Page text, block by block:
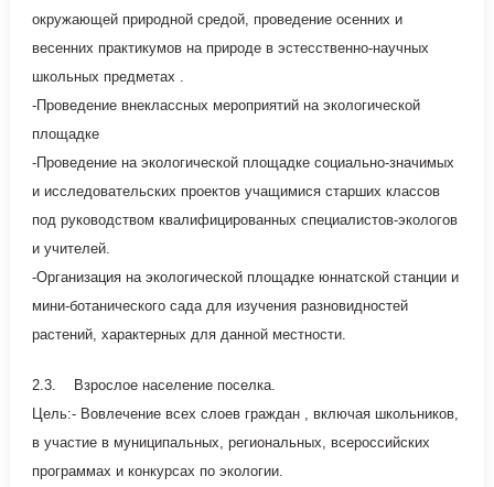
окружающей природной средой, проведение осенних и
весенних практикумов на природе в эстесственно-научных
школьных предметах .
-Проведение внеклассных мероприятий на экологической
площадке
-Проведение на экологической площадке социально-значимых
и исследовательских проектов учащимися старших классов
под руководством квалифицированных специалистов-экологов
и учителей.
-Организация на экологической площадке юннатской станции и
мини-ботанического сада для изучения разновидностей
растений, характерных для данной местности.
2.3. Взрослое население поселка.
Цель:- Вовлечение всех слоев граждан , включая школьников,
в участие в муниципальных, региональных, всероссийских
программах и конкурсах по экологии.